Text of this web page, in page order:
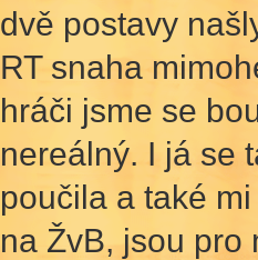
dvě postavy
RT snaha
hráči jsme se
nereálný. I já se
poučila a také
na ŽvB, jsou